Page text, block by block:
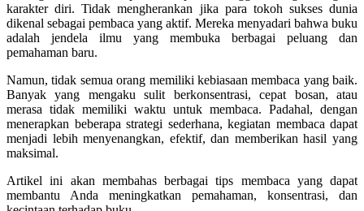
karakter diri. Tidak mengherankan jika para tokoh sukses dunia
dikenal sebagai pembaca yang aktif. Mereka menyadari bahwa buku
adalah jendela ilmu yang membuka berbagai peluang dan
pemahaman baru.
Namun, tidak semua orang memiliki kebiasaan membaca yang baik.
Banyak yang mengaku sulit berkonsentrasi, cepat bosan, atau
merasa tidak memiliki waktu untuk membaca. Padahal, dengan
menerapkan beberapa strategi sederhana, kegiatan membaca dapat
menjadi lebih menyenangkan, efektif, dan memberikan hasil yang
maksimal.
Artikel ini akan membahas berbagai tips membaca yang dapat
membantu Anda meningkatkan pemahaman, konsentrasi, dan